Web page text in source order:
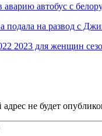
автобус с
подала на развод с
2023 для женщин
не будет